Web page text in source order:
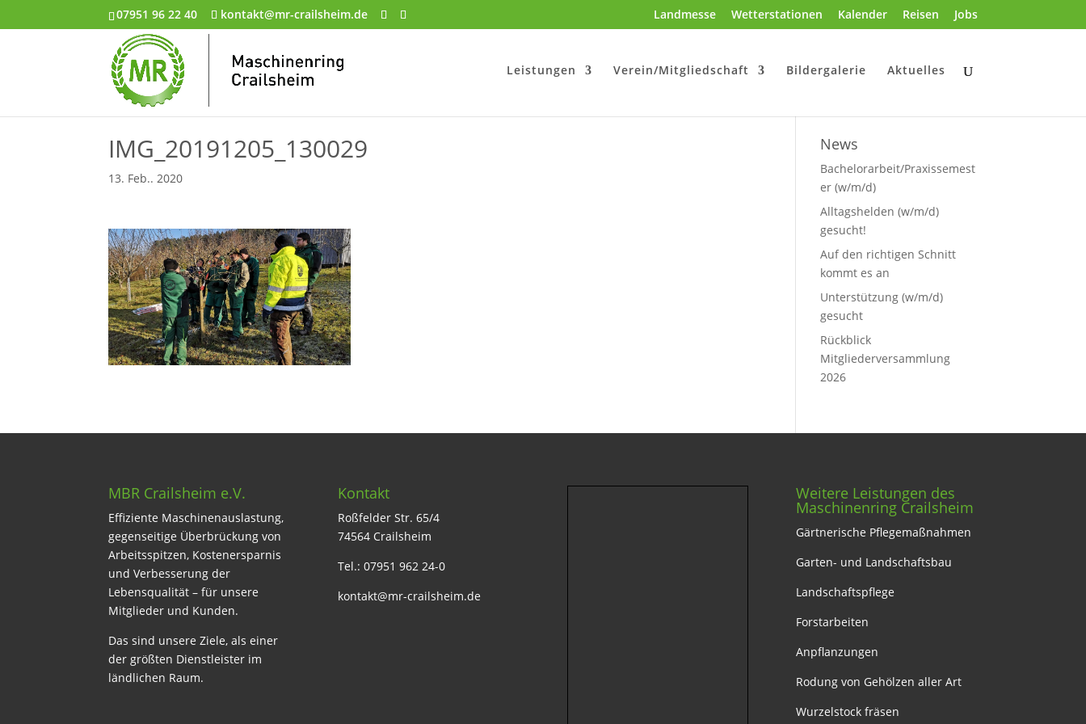
07951 96 22 40 kontakt@mr-crailsheim.de Landmesse Wetterstationen Kalender Reisen Jobs
Leistungen Verein/Mitgliedschaft Bildergalerie Aktuelles
IMG_20191205_130029
13. Feb.. 2020
News
Bachelorarbeit/Praxissemest
er (w/m/d)
Alltagshelden (w/m/d)
gesucht!
Auf den richtigen Schnitt
kommt es an
Unterstützung (w/m/d)
gesucht
Rückblick
Mitgliederversammlung
2026
MBR Crailsheim e.V.
Effiziente Maschinenauslastung,
gegenseitige Überbrückung von
Arbeitsspitzen, Kostenersparnis
und Verbesserung der
Lebensqualität – für unsere
Mitglieder und Kunden.
Das sind unsere Ziele, als einer
der größten Dienstleister im
ländlichen Raum.
Kontakt
Roßfelder Str. 65/4
74564 Crailsheim
Tel.: 07951 962 24-0
kontakt@mr-crailsheim.de
Weitere Leistungen des
Maschinenring Crailsheim
Gärtnerische Pflegemaßnahmen
Garten- und Landschaftsbau
Landschaftspflege
Forstarbeiten
Anpflanzungen
Rodung von Gehölzen aller Art
Wurzelstock fräsen